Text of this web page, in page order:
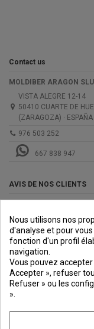
Contact us
MOLDIBER ARAGON SLU
VISTA ALEGRE 12-14
50410 CUARTE DE
(ZARAGOZA) · ESPAÑA
976 503 252
667 838 947
AVIS DE NOS CLIENTS
PREMIOS
DE PAGO
Nous utilisons nos
d'analyse et pour
fonction d'un profil
navigation.
Vous pouvez
Accepter », refuser
Refuser » ou les
».